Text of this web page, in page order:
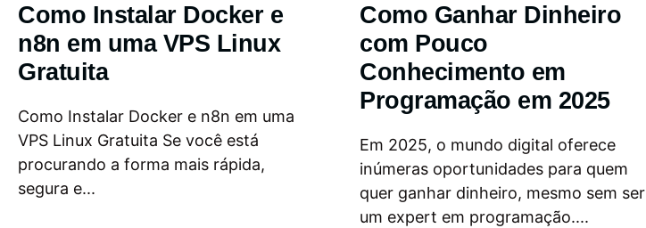
Como Instalar Docker e
n8n em uma VPS Linux
Gratuita
Como Instalar Docker e n8n em uma
VPS Linux Gratuita Se você está
procurando a forma mais rápida,
segura e...
Como Ganhar Dinheiro
com Pouco
Conhecimento em
Programação em 2025
Em 2025, o mundo digital oferece
inúmeras oportunidades para quem
quer ganhar dinheiro, mesmo sem ser
um expert em programação....